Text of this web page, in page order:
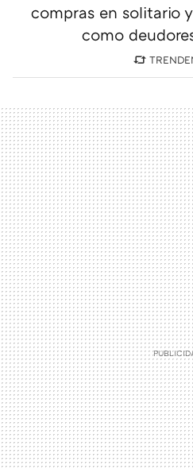
compras en solitario
como